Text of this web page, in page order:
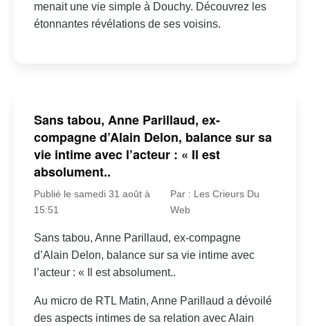
menait une vie simple à Douchy. Découvrez les
étonnantes révélations de ses voisins.
Sans tabou, Anne Parillaud, ex-
compagne d’Alain Delon, balance sur sa
vie intime avec l’acteur : « Il est
absolument..
Publié le samedi 31 août à
15:51
Par : Les Crieurs Du
Web
Sans tabou, Anne Parillaud, ex-compagne
d’Alain Delon, balance sur sa vie intime avec
l’acteur : « Il est absolument..
Au micro de RTL Matin, Anne Parillaud a dévoilé
des aspects intimes de sa relation avec Alain